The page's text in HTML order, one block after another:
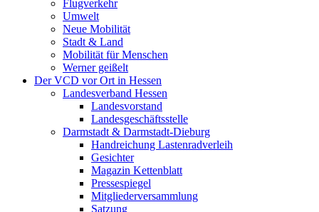
Flugverkehr
Umwelt
Neue Mobilität
Stadt & Land
Mobilität für Menschen
Werner geißelt
Der VCD vor Ort in Hessen
Landesverband Hessen
Landesvorstand
Landesgeschäftsstelle
Darmstadt & Darmstadt-Dieburg
Handreichung Lastenradverleih
Gesichter
Magazin Kettenblatt
Pressespiegel
Mitgliederversammlung
Satzung